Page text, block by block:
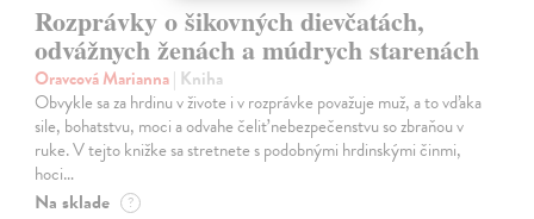
Rozprávky o šikovných dievčatách,
odvážnych ženách a múdrych starenách
Oravcová Marianna| Kniha
Obvykle sa za hrdinu v živote i v rozprávke považuje muž, a to vďaka
sile, bohatstvu, moci a odvahe čeliť nebezpečenstvu so zbraňou v
ruke. V tejto knižke sa stretnete s podobnými hrdinskými činmi,
hoci…
Na sklade ?